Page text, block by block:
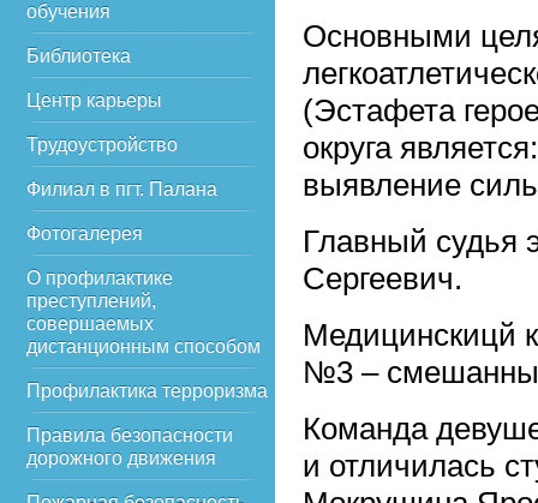
обучения
Библиотека
Центр карьеры
Трудоустройство
Филиал в пгт. Палана
Фотогалерея
О профилактике
преступлений,
совершаемых
дистанционным способом
Профилактика терроризма
Правила безопасности
дорожного движения
Основными
(Эстафета
округа
выявление
Главный судья
Сергеевич.
Медицинскицй
№3 –
Команда
и отличилась